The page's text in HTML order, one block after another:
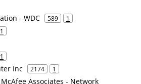
- WDC 589 1
1
1
Inc 2174 1
Associates - Network